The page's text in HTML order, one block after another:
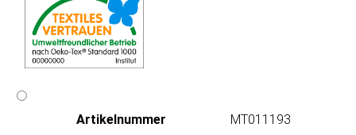
Artikeln‌ummer
MT011193